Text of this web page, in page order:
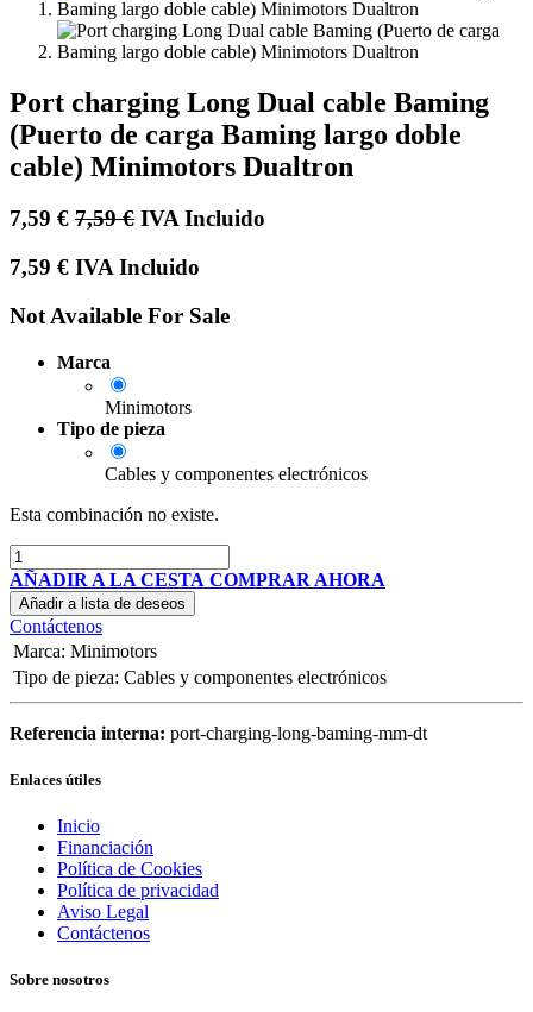
Port charging Long Dual cable Baming
(Puerto de carga Baming largo doble
cable) Minimotors Dualtron
7,59 € 7,59€ IVA Incluido
7,59 € IVA Incluido
Not Available For Sale
Marca
Minimotors
Tipo de pieza
Cables y componentes electrónicos
Esta combinación no existe.
AÑADIR A LA CESTA COMPRAR AHORA
Añadir a lista de deseos
Contáctenos
Marca: Minimotors
Tipo de pieza: Cables y componentes electrónicos
Referencia interna: port-charging-long-baming-mm-dt
Enlaces útiles
Inicio
Financiación
Política de Cookies
Política de privacidad
Aviso Legal
Contáctenos
Sobre nosotros